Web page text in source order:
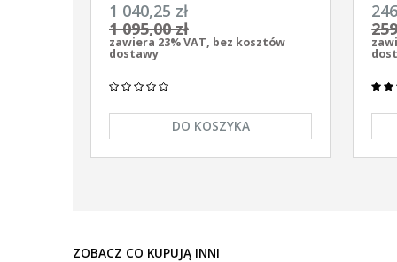
uniwersalny Pomelac AS-7900 7,9
Jula
1 040,25 zł
1 095,00 zł
zawiera 23% VAT, bez kosztów
dostawy
DO KOSZYKA
9/
ZOBACZ CO KUPUJĄ INNI